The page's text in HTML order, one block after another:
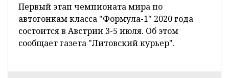
Первый этап чемпионата мира по
автогонкам класса "Формула-1" 2020 года
состоится в Австрии 3-5 июля. Об этом
сообщает газета "Литовский курьер".